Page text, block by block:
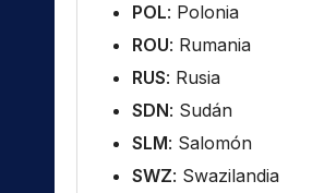
POL: Polonia
ROU: Rumania
RUS: Rusia
SDN: Sudán
SLM: Salomón
SWZ: Swazilandia